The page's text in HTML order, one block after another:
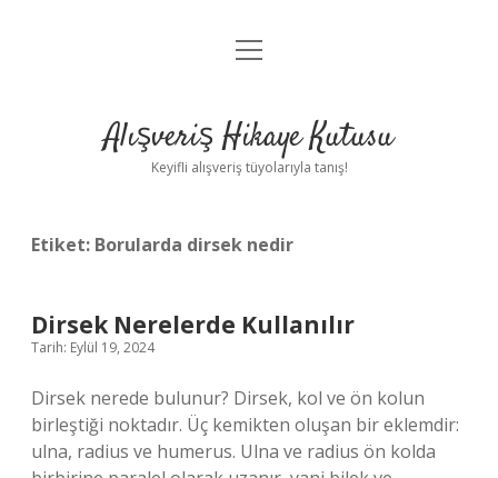
Anasayfa
Yasal Uyarı
menüyü
Alışveriş Hikaye Kutusu
Keyifli alışveriş tüyolarıyla tanış!
Etiket: Borularda dirsek nedir
Dirsek Nerelerde Kullanılır
Tarih: Eylül 19, 2024
Dirsek nerede bulunur? Dirsek, kol ve ön kolun
birleştiği noktadır. Üç kemikten oluşan bir eklemdir:
ulna, radius ve humerus. Ulna ve radius ön kolda